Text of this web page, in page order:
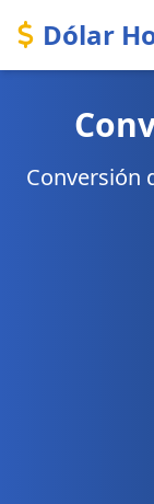
Dólar
Conversión